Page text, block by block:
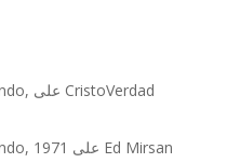
CristoVerdad على
Ed Mirsan على 1971